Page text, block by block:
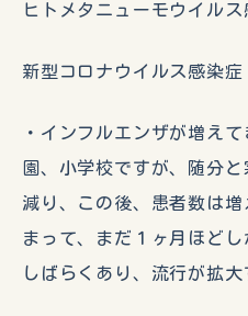
ヒトメタニューモウイルス
新型コロナウイルス感染症
・インフルエンザが増え
園、小学校ですが、随分
減り、この後、患者数は
まって、まだ１ヶ月ほど
しばらくあり、流行が拡